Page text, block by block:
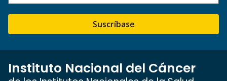
Suscríbase
Instituto Nacional del Cáncer